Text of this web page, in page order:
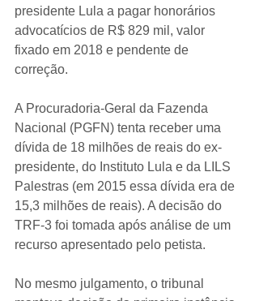
presidente Lula a pagar honorários
advocatícios de R$ 829 mil, valor
fixado em 2018 e pendente de
correção.
A Procuradoria-Geral da Fazenda
Nacional (PGFN) tenta receber uma
dívida de 18 milhões de reais do ex-
presidente, do Instituto Lula e da LILS
Palestras (em 2015 essa dívida era de
15,3 milhões de reais). A decisão do
TRF-3 foi tomada após análise de um
recurso apresentado pelo petista.
No mesmo julgamento, o tribunal